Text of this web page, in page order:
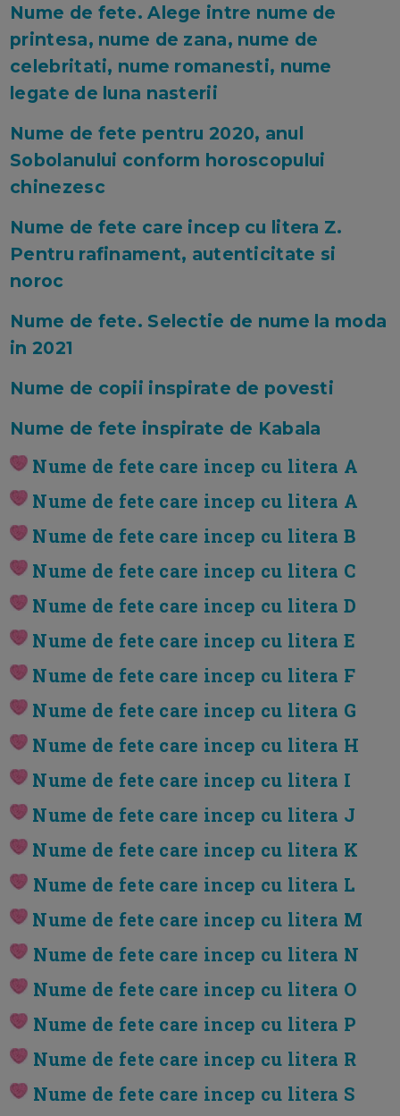
Nume de fete. Alege intre nume de
printesa, nume de zana, nume de
celebritati, nume romanesti, nume
legate de luna nasterii
Nume de fete pentru 2020, anul
Sobolanului conform horoscopului
chinezesc
Nume de fete care incep cu litera Z.
Pentru rafinament, autenticitate si
noroc
Nume de fete. Selectie de nume la moda
in 2021
Nume de copii inspirate de povesti
Nume de fete inspirate de Kabala
Nume de fete care incep cu litera A
Nume de fete care incep cu litera A
Nume de fete care incep cu litera B
Nume de fete care incep cu litera C
Nume de fete care incep cu litera D
Nume de fete care incep cu litera E
Nume de fete care incep cu litera F
Nume de fete care incep cu litera G
Nume de fete care incep cu litera H
Nume de fete care incep cu litera I
Nume de fete care incep cu litera J
Nume de fete care incep cu litera K
Nume de fete care incep cu litera L
Nume de fete care incep cu litera M
Nume de fete care incep cu litera N
Nume de fete care incep cu litera O
Nume de fete care incep cu litera P
Nume de fete care incep cu litera R
Nume de fete care incep cu litera S